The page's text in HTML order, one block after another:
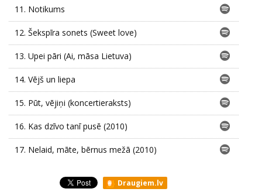
11. Notikums
12. Šekspīra sonets (Sweet love)
13. Upei pāri (Ai, māsa Lietuva)
14. Vējš un liepa
15. Pūt, vējiņi (koncertieraksts)
16. Kas dzīvo tanī pusē (2010)
17. Nelaid, māte, bērnus mežā (2010)
Draugiem.lv